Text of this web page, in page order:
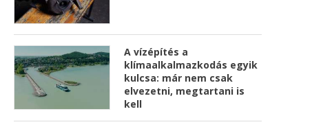
A vízépítés a
klímaalkalmazkodás egyik
kulcsa: már nem csak
elvezetni, megtartani is
kell